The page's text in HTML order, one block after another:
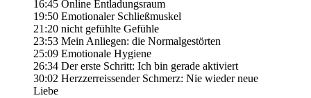
16:45 Online Entladungsraum
19:50 Emotionaler Schließmuskel
21:20 nicht gefühlte Gefühle
23:53 Mein Anliegen: die Normalgestörten
25:09 Emotionale Hygiene
26:34 Der erste Schritt: Ich bin gerade aktiviert
30:02 Herzzerreissender Schmerz: Nie wieder neue
Liebe